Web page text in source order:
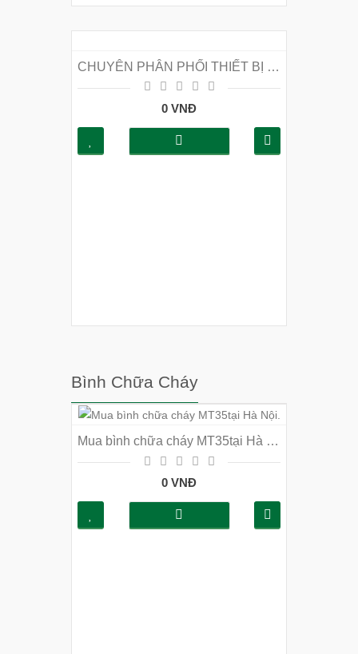
CHUYÊN PHÂN PHỐI THIẾT BỊ PCCC GIÁ RẺ TẠI QUẬN CẦU GIẤY
0 VNĐ
Bình Chữa Cháy
Mua bình chữa cháy MT35tại Hà Nội.
0 VNĐ